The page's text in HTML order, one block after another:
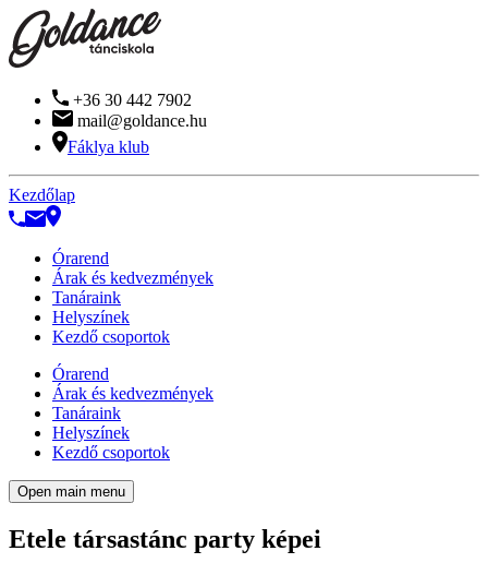
+36 30 442 7902
mail@goldance.hu
Fáklya klub
Kezdőlap
Órarend
Árak és kedvezmények
Tanáraink
Helyszínek
Kezdő csoportok
Órarend
Árak és kedvezmények
Tanáraink
Helyszínek
Kezdő csoportok
Open main menu
Etele társastánc party képei